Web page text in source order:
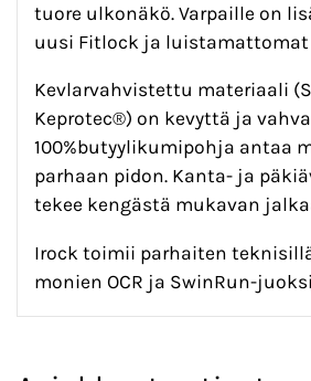
tuore ulkonäkö. Varpaille on
uusi Fitlock ja
Kevlarvahvistettu materiaali
Keprotec®) on kevyttä ja
100%butyylikumipohja antaa
parhaan pidon. Kanta- ja
tekee kengästä mukavan
Irock toimii parhaiten
monien OCR ja SwinRun-